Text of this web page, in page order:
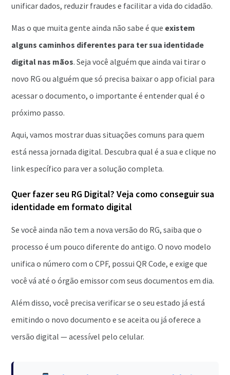
unificar dados, reduzir fraudes e facilitar a vida do cidadão.
Mas o que muita gente ainda não sabe é que existem
alguns caminhos diferentes para ter sua identidade
digital nas mãos. Seja você alguém que ainda vai tirar o
novo RG ou alguém que só precisa baixar o app oficial para
acessar o documento, o importante é entender qual é o
próximo passo.
Aqui, vamos mostrar duas situações comuns para quem
está nessa jornada digital. Descubra qual é a sua e clique no
link específico para ver a solução completa.
Quer fazer seu RG Digital? Veja como conseguir sua
identidade em formato digital
Se você ainda não tem a nova versão do RG, saiba que o
processo é um pouco diferente do antigo. O novo modelo
unifica o número com o CPF, possui QR Code, e exige que
você vá até o órgão emissor com seus documentos em dia.
Além disso, você precisa verificar se o seu estado já está
emitindo o novo documento e se aceita ou já oferece a
versão digital — acessível pelo celular.